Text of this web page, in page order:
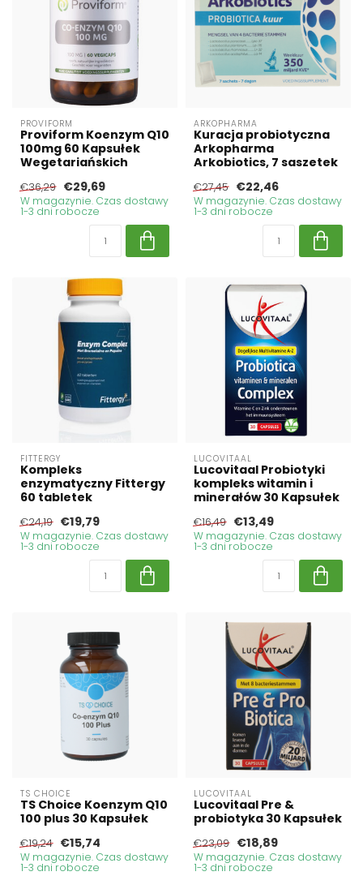
PROVIFORM
Proviform Koenzym Q10
100mg 60 Kapsułek
Wegetariańskich
€36,29 €29,69
W magazynie. Czas dostawy
1-3 dni robocze
ARKOPHARMA
Kuracja probiotyczna
Arkopharma
Arkobiotics, 7 saszetek
€27,45 €22,46
W magazynie. Czas dostawy
1-3 dni robocze
FITTERGY
Kompleks
enzymatyczny Fittergy
60 tabletek
€24,19 €19,79
W magazynie. Czas dostawy
1-3 dni robocze
LUCOVITAAL
Lucovitaal Probiotyki
kompleks witamin i
minerałów 30 Kapsułek
€16,49 €13,49
W magazynie. Czas dostawy
1-3 dni robocze
TS CHOICE
TS Choice Koenzym Q10
100 plus 30 Kapsułek
€19,24 €15,74
W magazynie. Czas dostawy
1-3 dni robocze
LUCOVITAAL
Lucovitaal Pre &
probiotyka 30 Kapsułek
€23,09 €18,89
W magazynie. Czas dostawy
1-3 dni robocze